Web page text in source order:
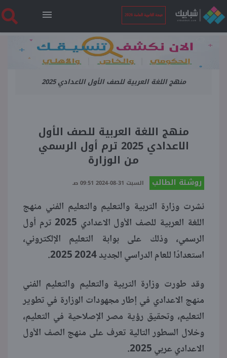
نتيجة الثانوية العامة 2026
الرئيسية
نتيجة الثانوية العامة 2026
فنجان قهوة
بوابة الطلبة
ملفات
منوعات
منهج اللغة العربية للصف الأول الاعدادي 2025
منهج اللغة العربية للصف الأول
الاعدادي 2025 ترم أول الرسمي
من الوزارة
روشتة الطالب السبت 31-08-2024 09:51 صـ
نشرت وزارة التربية والتعليم والتعليم الفني منهج
اللغة العربية للصف الأول الاعدادي 2025 ترم أول
الرسمي، وذلك على بوابة التعليم الإلكتروني،
استعدادًا للعام الدراسي الجديد 2024 2025.
وقد طورت وزارة التربية والتعليم والتعليم الفني
منهج الاعدادي في إطار مجهودات الوزارة في تطوير
التعليم، وتحقيق رؤية مصر الإصلاحية في التعليم،
وخلال السطور التالية تعرف على منهج الصف الأول
الاعدادي عربي 2025.